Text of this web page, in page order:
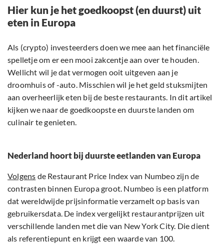
Hier kun je het goedkoopst (en duurst) uit
eten in Europa
Als (crypto) investeerders doen we mee aan het financiële
spelletje om er een mooi zakcentje aan over te houden.
Wellicht wil je dat vermogen ooit uitgeven aan je
droomhuis of -auto. Misschien wil je het geld stuksmijten
aan overheerlijk eten bij de beste restaurants. In dit artikel
kijken we naar de goedkoopste en duurste landen om
culinair te genieten.
Nederland hoort bij duurste eetlanden van Europa
Volgens de Restaurant Price Index van Numbeo zijn de
contrasten binnen Europa groot. Numbeo is een platform
dat wereldwijde prijsinformatie verzamelt op basis van
gebruikersdata. De index vergelijkt restaurantprijzen uit
verschillende landen met die van New York City. Die dient
als referentiepunt en krijgt een waarde van 100.